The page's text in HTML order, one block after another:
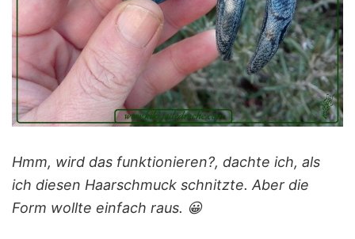
Hmm, wird das funktionieren?, dachte ich, als
ich diesen Haarschmuck schnitzte. Aber die
Form wollte einfach raus. 😀